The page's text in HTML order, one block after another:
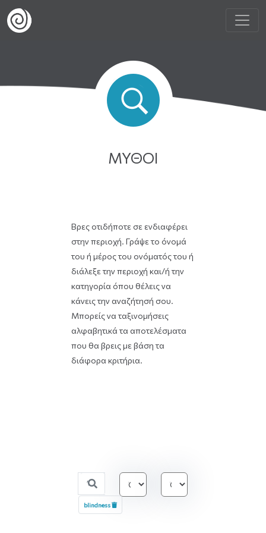
ΜΎΘΟΙ
Βρες οτιδήποτε σε ενδιαφέρει
στην περιοχή. Γράψε το όνομά
του ή μέρος του ονόματός του ή
διάλεξε την περιοχή και/ή την
κατηγορία όπου θέλεις να
κάνεις την αναζήτησή σου.
Μπορείς να ταξινομήσεις
αλφαβητικά τα αποτελέσματα
που θα βρεις με βάση τα
διάφορα κριτήρια.
blindness